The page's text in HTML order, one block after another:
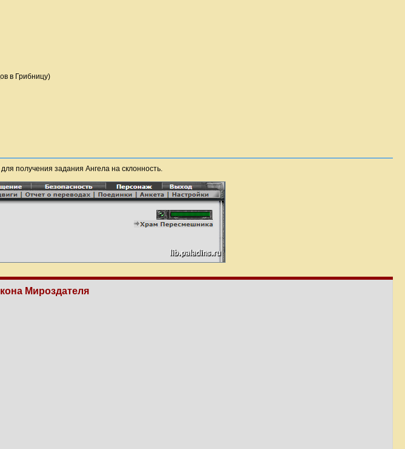
в Грибницу)
получения задания Ангела на склонность.
Мироздателя